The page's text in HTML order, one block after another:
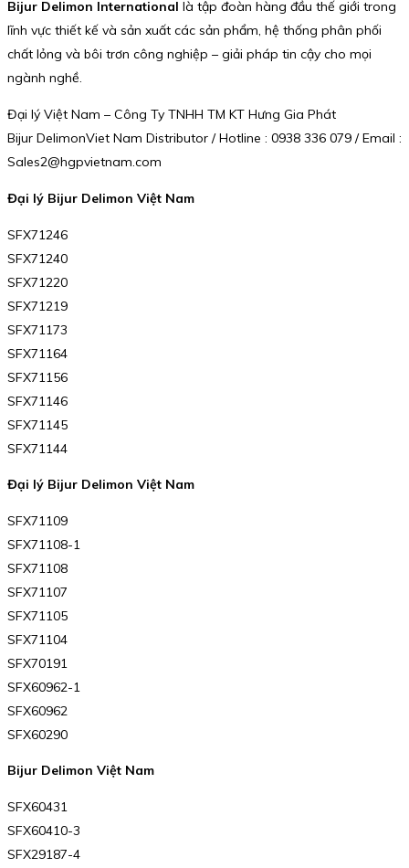
Bijur Delimon International là tập đoàn hàng đầu thế giới trong
lĩnh vực thiết kế và sản xuất các sản phẩm, hệ thống phân phối
chất lỏng và bôi trơn công nghiệp – giải pháp tin cậy cho mọi
ngành nghề.
Đại lý Việt Nam – Công Ty TNHH TM KT Hưng Gia Phát
Bijur DelimonViet Nam Distributor / Hotline : 0938 336 079 / Email :
Sales2@hgpvietnam.com
Đại lý Bijur Delimon Việt Nam
SFX71246
SFX71240
SFX71220
SFX71219
SFX71173
SFX71164
SFX71156
SFX71146
SFX71145
SFX71144
Đại lý Bijur Delimon Việt Nam
SFX71109
SFX71108-1
SFX71108
SFX71107
SFX71105
SFX71104
SFX70191
SFX60962-1
SFX60962
SFX60290
Bijur Delimon Việt Nam
SFX60431
SFX60410-3
SFX29187-4